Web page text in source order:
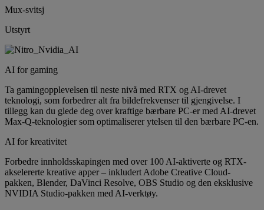
Mux-svitsj
Utstyrt
AI for gaming
Ta gamingopplevelsen til neste nivå med RTX og AI-drevet
teknologi, som forbedrer alt fra bildefrekvenser til gjengivelse. I
tillegg kan du glede deg over kraftige bærbare PC-er med AI-drevet
Max-Q-teknologier som optimaliserer ytelsen til den bærbare PC-en.
AI for kreativitet
Forbedre innholdsskapingen med over 100 AI-aktiverte og RTX-
akselererte kreative apper – inkludert Adobe Creative Cloud-
pakken, Blender, DaVinci Resolve, OBS Studio og den eksklusive
NVIDIA Studio-pakken med AI-verktøy.